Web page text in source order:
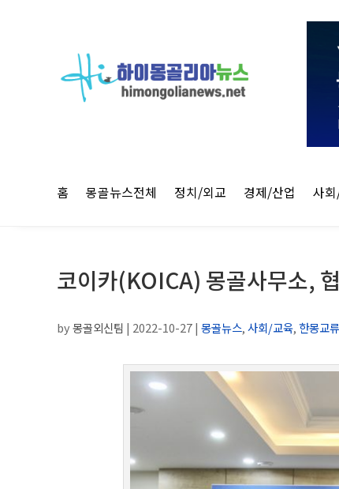
홈 몽골뉴스전체 정치/외교 경제/산업 사
코이카(KOICA) 몽골사무소,
by몽골외신팀 | 2022-10-27| 몽골뉴스,사회/교육,한몽교류